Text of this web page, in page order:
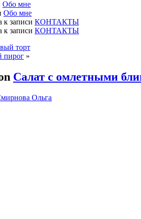
Обо мне
Обо мне
к записи КОНТАКТЫ
к записи КОНТАКТЫ
торт
пирог »
Салат с омлетными
Ольга